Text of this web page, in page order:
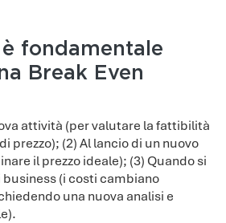
è fondamentale
Break Even
attività (per valutare la fattibilità
prezzo); (2) Al lancio di un nuovo
il prezzo ideale); (3) Quando si
(i costi cambiano
una nuova analisi e